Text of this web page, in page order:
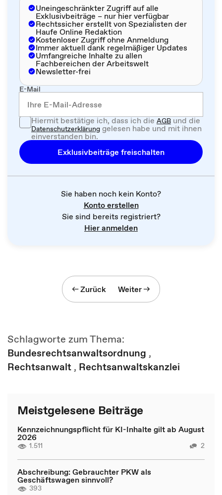
Uneingeschränkter Zugriff auf alle
Exklusivbeiträge – nur hier verfügbar
Rechtssicher erstellt von Spezialisten der
Haufe Online Redaktion
Kostenloser Zugriff ohne Anmeldung
Immer aktuell dank regelmäßiger Updates
Umfangreiche Inhalte zu allen
Fachbereichen der Arbeitswelt
Newsletter-frei
E-Mail
Hiermit bestätige ich, dass ich dieAGBund die
Datenschutzerklärung gelesen habe und mit ihnen
einverstanden bin.
Exklusivbeiträge freischalten
Sie haben noch kein Konto?
Konto erstellen
Sie sind bereits registriert?
Hier anmelden
Zurück Weiter
Schlagworte zum Thema:
Bundesrechtsanwaltsordnung ,
Rechtsanwalt , Rechtsanwaltskanzlei
Meistgelesene Beiträge
Kennzeichnungspflicht für KI-Inhalte gilt ab August
2026
1.511 2
Abschreibung: Gebrauchter PKW als
Geschäftswagen sinnvoll?
393